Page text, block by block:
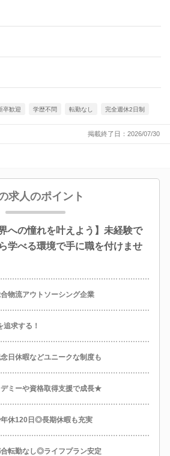
卒歓迎 学歴不問 転勤なし 完全週休2日制
掲載終了日：2026/07/30
求人のポイント
への憧れを叶えよう】未経験で
学べる環境で手に職を付けませ
物流アウトソーシング企業
求する！
日休暇などユニークな制度も
ミーや資格取得支援で成長★
休120日◎長期休暇も充実
転勤なし◎ライフプラン安定